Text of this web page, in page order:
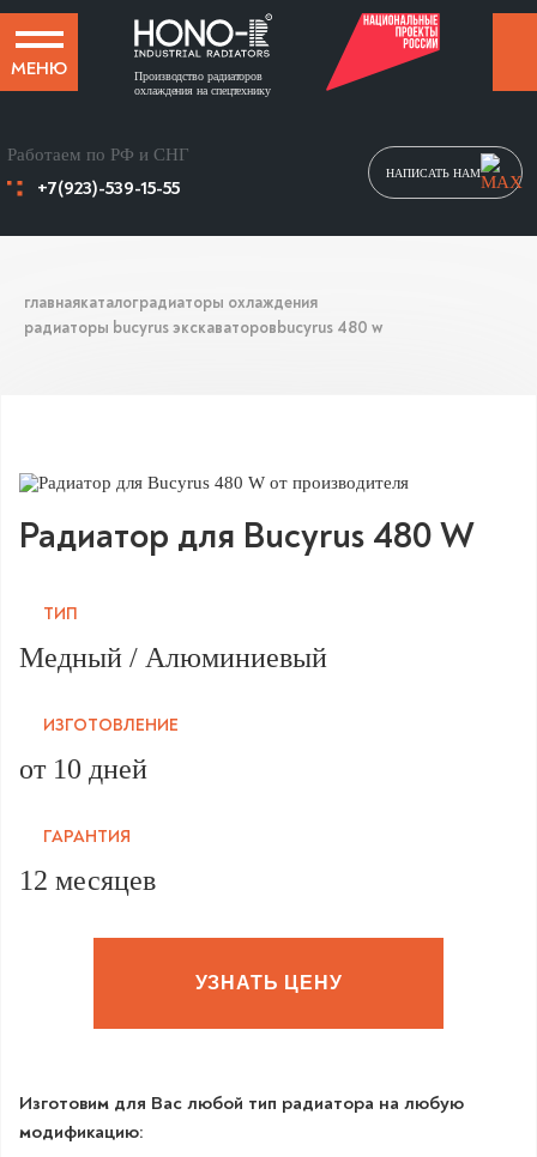
МЕНЮ
Производство радиаторов
охлаждения на спецтехнику
НАПИСАТЬ НАМ
Работаем по РФ и СНГ
+7(923)-539-15-55
главнаякаталоградиаторы охлаждения
радиаторы bucyrus экскаваторовbucyrus 480 w
Радиатор для Bucyrus 480 W
ТИП
Медный / Алюминиевый
ИЗГОТОВЛЕНИЕ
от 10 дней
ГАРАНТИЯ
12 месяцев
УЗНАТЬ ЦЕНУ
Изготовим для Вас любой тип радиатора на любую
модификацию: